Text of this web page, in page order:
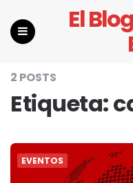
El
2 POSTS
Etiqueta:
EVENTOS